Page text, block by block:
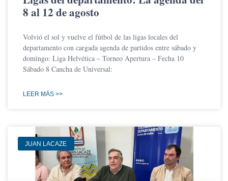
8 al 12 de agosto
Volvió el sol y vuelve el fútbol de las ligas locales del
departamento con cargada agenda de partidos entre sábado y
domingo: Liga Helvética – Torneo Apertura – Fecha 10
Sábado 8 Cancha de Universal:
LEER MÁS >>
JUAN LACAZE